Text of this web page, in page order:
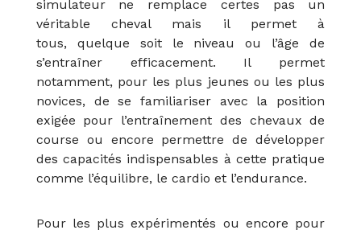
simulateur ne remplace certes pas un
véritable cheval mais il permet à
tous, quelque soit le niveau ou l’âge de
s’entraîner efficacement. Il permet
notamment, pour les plus jeunes ou les plus
novices, de se familiariser avec la position
exigée pour l’entraînement des chevaux de
course ou encore permettre de développer
des capacités indispensables à cette pratique
comme l’équilibre, le cardio et l’endurance.
Pour les plus expérimentés ou encore pour